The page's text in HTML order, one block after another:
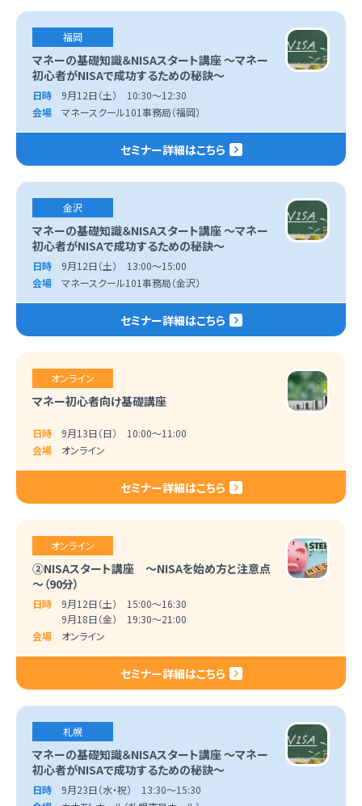
福岡
マネーの基礎知識＆NISAスタート講座 ～マネー
初心者がNISAで成功するための秘訣～
日時
9月12日（土） 10:30～12:30
会場
マネースクール101事務局（福岡）
セミナー詳細はこちら
金沢
マネーの基礎知識＆NISAスタート講座 ～マネー
初心者がNISAで成功するための秘訣～
日時
9月12日（土） 13:00～15:00
会場
マネースクール101事務局（金沢）
セミナー詳細はこちら
オンライン
マネー初心者向け基礎講座
日時
9月13日（日） 10:00～11:00
会場
オンライン
セミナー詳細はこちら
オンライン
②NISAスタート講座 ～NISAを始め方と注意点
～（90分）
日時
9月12日（土） 15:00～16:30
9月18日（金） 19:30～21:00
会場
オンライン
セミナー詳細はこちら
札幌
マネーの基礎知識＆NISAスタート講座 ～マネー
初心者がNISAで成功するための秘訣～
日時
9月23日（水・祝） 13:30～15:30